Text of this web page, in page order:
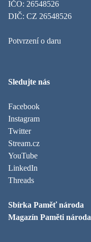
IČO: 26548526
DIČ: CZ 26548526
Potvrzení o daru
Sledujte nás
Facebook
Instagram
Twitter
Stream.cz
YouTube
LinkedIn
Threads
Sbírka Paměť národa
Magazín Paměti národa